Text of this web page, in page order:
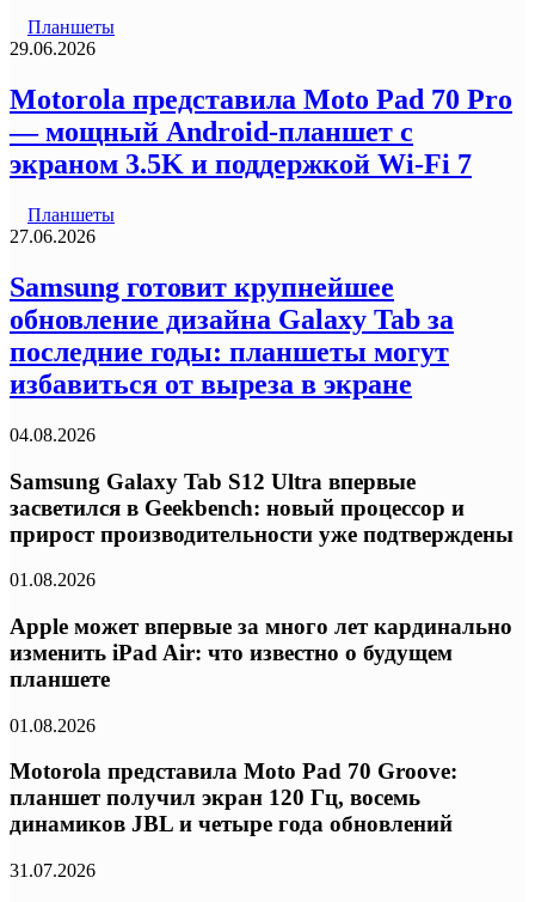
Планшеты
29.06.2026
Motorola представила Moto Pad 70 Pro
— мощный Android-планшет с
экраном 3.5K и поддержкой Wi-Fi 7
Планшеты
27.06.2026
Samsung готовит крупнейшее
обновление дизайна Galaxy Tab за
последние годы: планшеты могут
избавиться от выреза в экране
04.08.2026
Samsung Galaxy Tab S12 Ultra впервые
засветился в Geekbench: новый процессор и
прирост производительности уже подтверждены
01.08.2026
Apple может впервые за много лет кардинально
изменить iPad Air: что известно о будущем
планшете
01.08.2026
Motorola представила Moto Pad 70 Groove:
планшет получил экран 120 Гц, восемь
динамиков JBL и четыре года обновлений
31.07.2026